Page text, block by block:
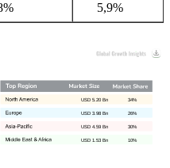
5,9%
10%
USD 1.53 Bn
30%
USD 4.59 Bn
26%
USD 3.98 Bn
34%
USD 5.20 Bn